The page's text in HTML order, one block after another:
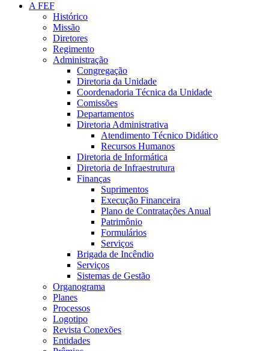
A FEF
Histórico
Missão
Diretores
Regimento
Administração
Congregação
Diretoria da Unidade
Coordenadoria Técnica da Unidade
Comissões
Departamentos
Diretoria Administrativa
Atendimento Técnico Didático
Recursos Humanos
Diretoria de Informática
Diretoria de Infraestrutura
Finanças
Suprimentos
Execução Financeira
Plano de Contratações Anual
Patrimônio
Formulários
Serviços
Brigada de Incêndio
Serviços
Sistemas de Gestão
Organograma
Planes
Processos
Logotipo
Revista Conexões
Entidades